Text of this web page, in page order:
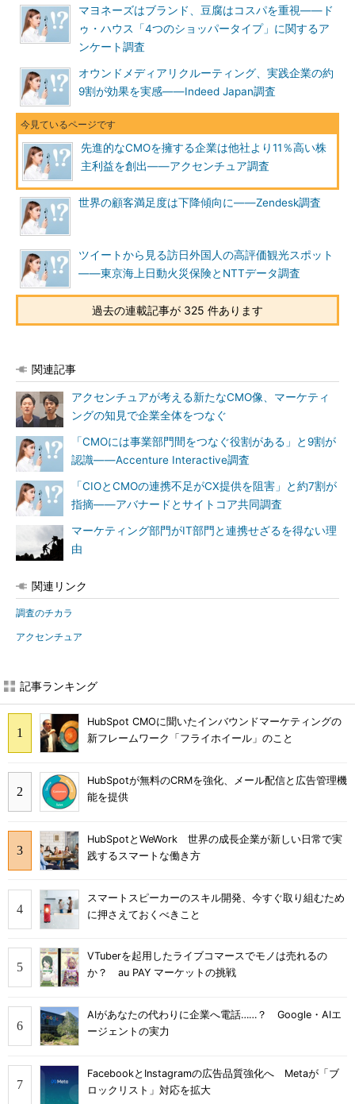
マヨネーズはブランド、豆腐はコスパを重視――ド
ゥ・ハウス「4つのショッパータイプ」に関するア
ンケート調査
オウンドメディアリクルーティング、実践企業の約
9割が効果を実感――Indeed Japan調査
先進的なCMOを擁する企業は他社より11％高い株
主利益を創出――アクセンチュア調査
世界の顧客満足度は下降傾向に――Zendesk調査
ツイートから見る訪日外国人の高評価観光スポット
――東京海上日動火災保険とNTTデータ調査
過去の連載記事が 325 件あります
関連記事
アクセンチュアが考える新たなCMO像、マーケティ
ングの知見で企業全体をつなぐ
「CMOには事業部門間をつなぐ役割がある」と9割が
認識――Accenture Interactive調査
「CIOとCMOの連携不足がCX提供を阻害」と約7割が
指摘――アバナードとサイトコア共同調査
マーケティング部門がIT部門と連携せざるを得ない理
由
関連リンク
調査のチカラ
アクセンチュア
記事ランキング
HubSpot CMOに聞いたインバウンドマーケティングの
新フレームワーク「フライホイール」のこと
HubSpotが無料のCRMを強化、メール配信と広告管理機
能を提供
HubSpotとWeWork 世界の成長企業が新しい日常で実
践するスマートな働き方
スマートスピーカーのスキル開発、今すぐ取り組むため
に押さえておくべきこと
VTuberを起用したライブコマースでモノは売れるの
か？ au PAY マーケットの挑戦
AIがあなたの代わりに企業へ電話……？ Google・AIエ
ージェントの実力
FacebookとInstagramの広告品質強化へ Metaが「ブ
ロックリスト」対応を拡大